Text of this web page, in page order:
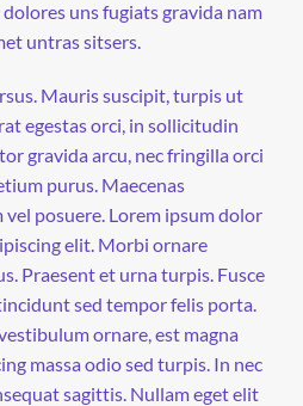
uns fugiats gravida nam
untras sitsers.
Mauris suscipit, turpis ut
egestas orci, in sollicitudin
gravida arcu, nec fringilla orci
purus. Maecenas
posuere. Lorem ipsum dolor
elit. Morbi ornare
Praesent et urna turpis. Fusce
sed tempor felis porta.
ornare, est magna
massa odio sed turpis. In nec
sagittis. Nullam eget elit